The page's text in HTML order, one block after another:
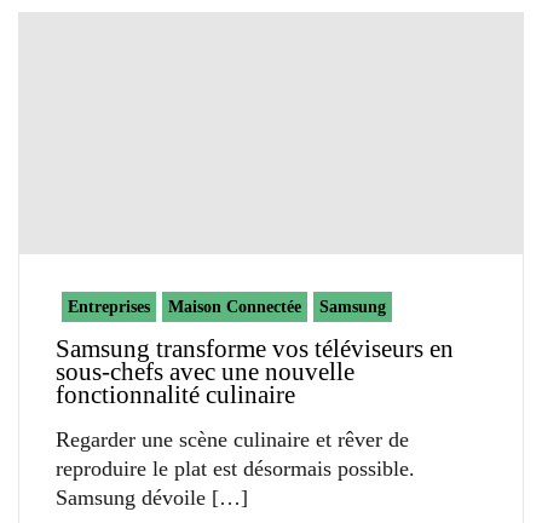
Entreprises Maison Connectée Samsung
Samsung transforme vos téléviseurs en
sous-chefs avec une nouvelle
fonctionnalité culinaire
Regarder une scène culinaire et rêver de
reproduire le plat est désormais possible.
Samsung dévoile